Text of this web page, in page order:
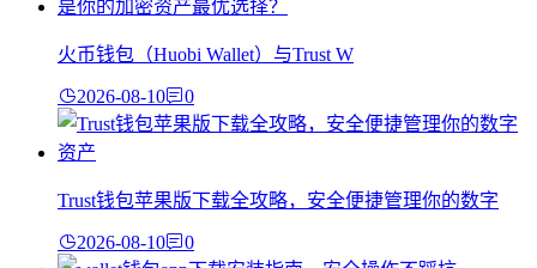
火币钱包（Huobi Wallet）与Trust W
2026-08-10 0
Trust钱包苹果版下载全攻略，安全便捷管理你的数字
2026-08-10 0